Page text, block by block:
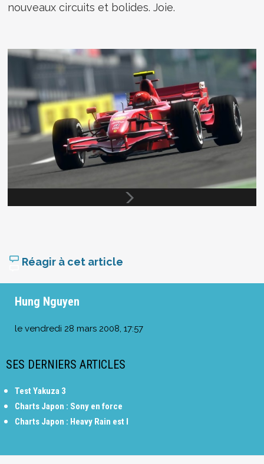
nouveaux circuits et bolides. Joie.
Réagir à cet article
Hung Nguyen
le vendredi 28 mars 2008, 17:57
SES DERNIERS ARTICLES
Test Yakuza 3
Charts Japon : Sony en force
Charts Japon : Heavy Rain est l